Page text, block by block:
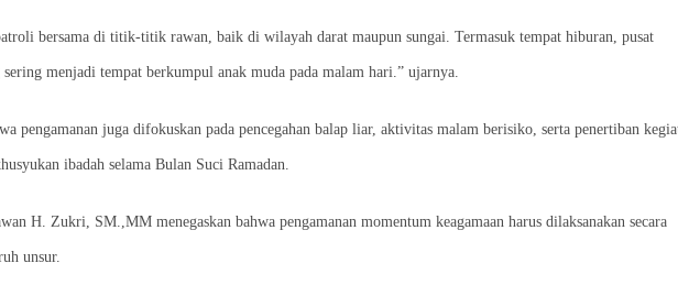
bersama di titik-titik rawan, baik di wilayah darat maupun sungai. Termasuk tempat hiburan, pusat
menjadi tempat berkumpul anak muda pada malam hari.” ujarnya.
pengamanan juga difokuskan pada pencegahan balap liar, aktivitas malam berisiko, serta penertiban
ibadah selama Bulan Suci Ramadan.
H. Zukri, SM.,MM menegaskan bahwa pengamanan momentum keagamaan harus dilaksanakan secara
unsur.